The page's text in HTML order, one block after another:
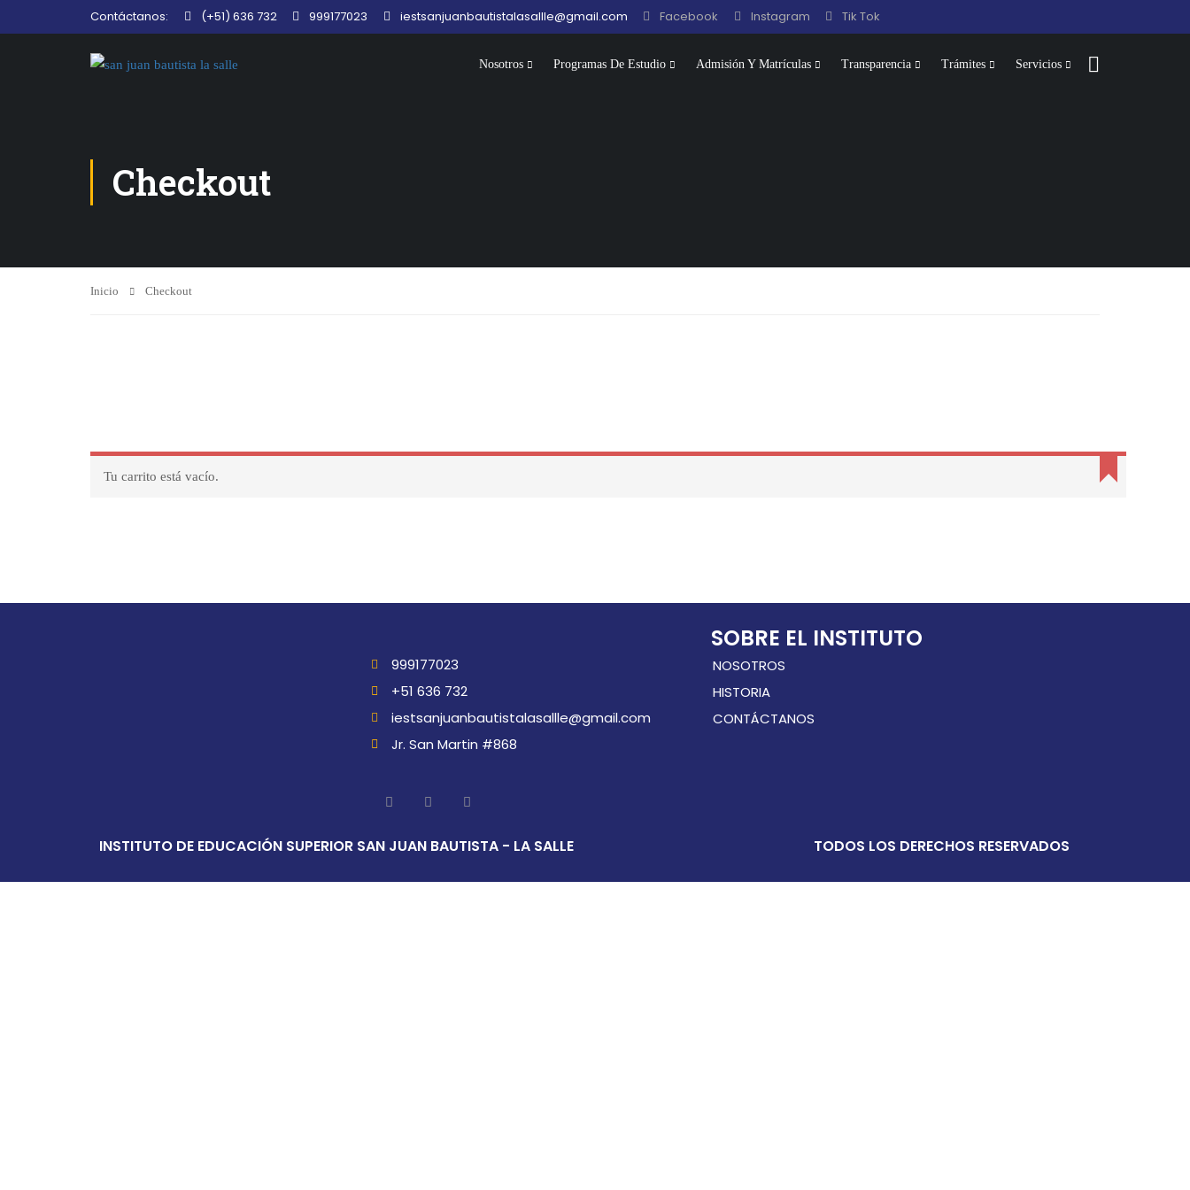
Contáctanos: (+51) 636 732 999177023 iestsanjuanbautistalasallle@gmail.com Facebook Instagram Tik Tok
Nosotros Programas De Estudio Admisión Y Matrículas Transparencia Trámites Servicios
Checkout
Inicio Checkout
Tu carrito está vacío.
999177023
+51 636 732
iestsanjuanbautistalasallle@gmail.com
Jr. San Martin #868
SOBRE EL INSTITUTO
NOSOTROS
HISTORIA
CONTÁCTANOS
INSTITUTO DE EDUCACIÓN SUPERIOR SAN JUAN BAUTISTA - LA SALLE TODOS LOS DERECHOS RESERVADOS